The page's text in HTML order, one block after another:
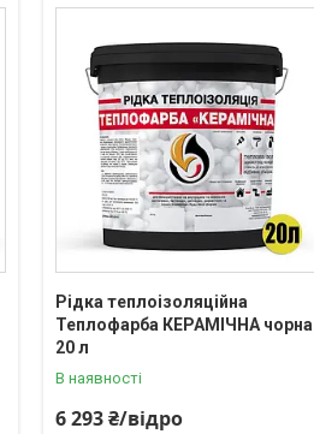
Рідка теплоізоляційна
Теплофарба КЕРАМІЧНА чорна
20 л
В наявності
6 293 ₴/відро